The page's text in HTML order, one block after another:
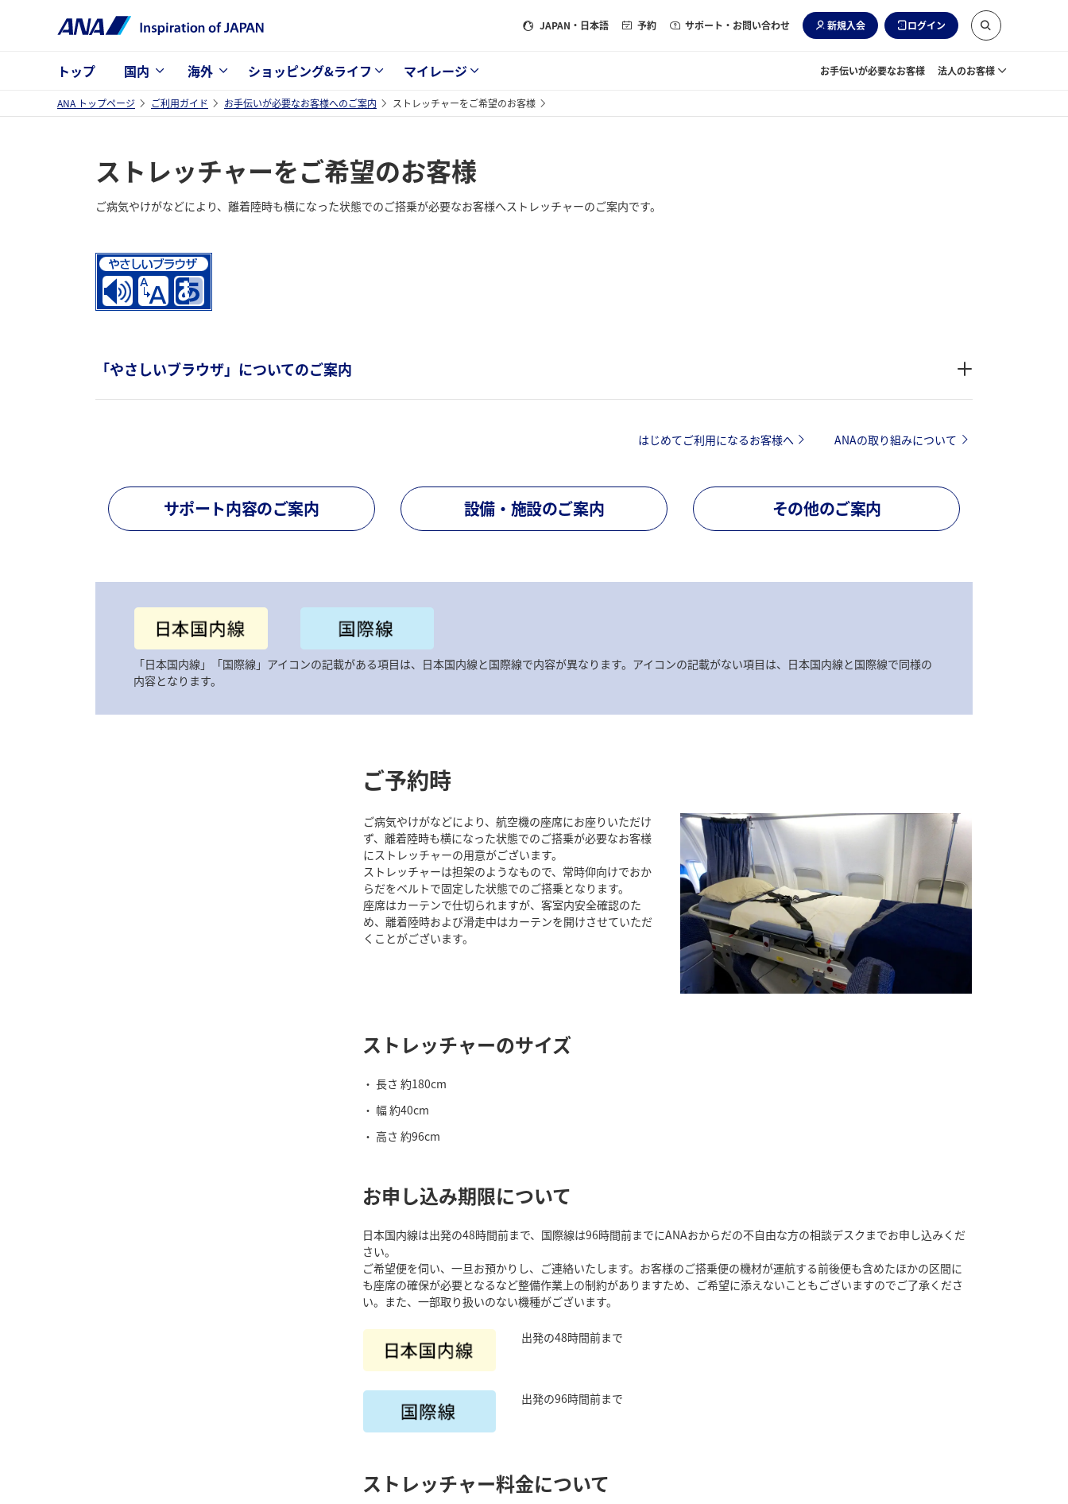
JAPAN ・日本語 予約 サポート・お問い合わせ 新規入会 ログイン
トップ 国内 海外 ショッピング&ライフ マイレージ お手伝いが必要なお客様 法人のお客様
ANA トップページ ご利用ガイド お手伝いが必要なお客様へのご案内 ストレッチャーをご希望のお客様
ストレッチャーをご希望のお客様
ご病気やけがなどにより、離着陸時も横になった状態でのご搭乗が必要なお客様へストレッチャーのご案内です。
「やさしいブラウザ」についてのご案内
はじめてご利用になるお客様へ ANAの取り組みについて
サポート内容のご案内 設備・施設のご案内 その他のご案内
「日本国内線」「国際線」アイコンの記載がある項目は、日本国内線と国際線で内容が異なります。アイコンの記載がない項目は、日本国内線と国際線で同様の
内容となります。
ご予約時
ご病気やけがなどにより、航空機の座席にお座りいただけ
ず、離着陸時も横になった状態でのご搭乗が必要なお客様
にストレッチャーの用意がございます。
ストレッチャーは担架のようなもので、常時仰向けでおか
らだをベルトで固定した状態でのご搭乗となります。
座席はカーテンで仕切られますが、客室内安全確認のた
め、離着陸時および滑走中はカーテンを開けさせていただ
くことがございます。
ストレッチャーのサイズ
長さ 約180cm
幅 約40cm
高さ 約96cm
お申し込み期限について
日本国内線は出発の48時間前まで、国際線は96時間前までにANAおからだの不自由な方の相談デスクまでお申し込みくだ
さい。
ご希望便を伺い、一旦お預かりし、ご連絡いたします。お客様のご搭乗便の機材が運航する前後便も含めたほかの区間に
も座席の確保が必要となるなど整備作業上の制約がありますため、ご希望に添えないこともございますのでご了承くださ
い。また、一部取り扱いのない機種がございます。
出発の48時間前まで
出発の96時間前まで
ストレッチャー料金について